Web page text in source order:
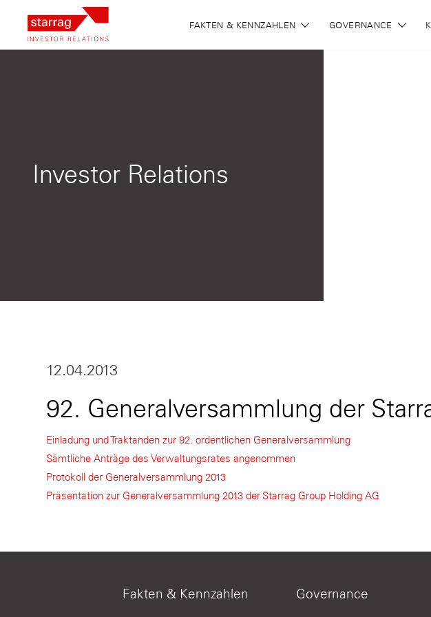
FAKTEN & KENNZAHLEN GOVERNANCE
Investor Relations
12.04.2013
92. Generalversammlung der
Einladung und Traktanden zur 92. ordentlichen Generalversammlung
Sämtliche Anträge des Verwaltungsrates angenommen
Protokoll der Generalversammlung 2013
Präsentation zur Generalversammlung 2013 der Starrag Group Holding AG
Fakten & Kennzahlen Governance